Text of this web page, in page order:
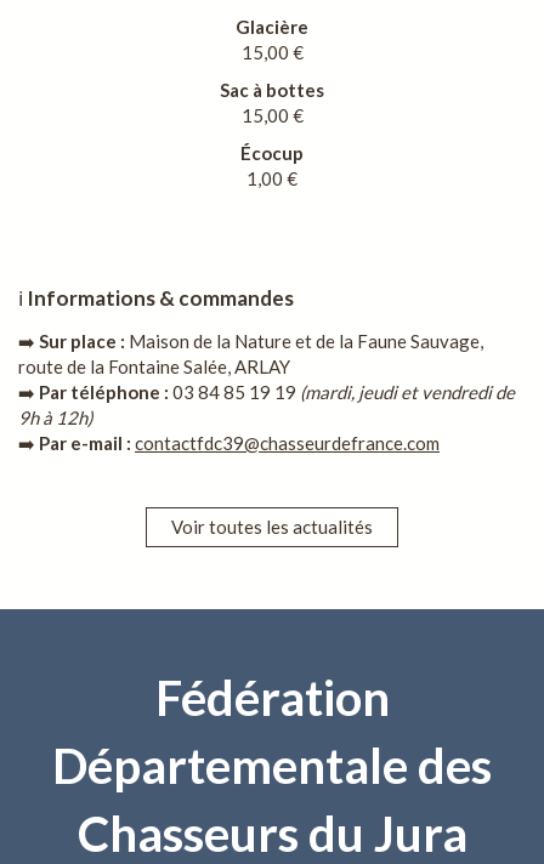
Glacière
15,00 €
Sac à bottes
15,00 €
Écocup
1,00 €
ℹ️ Informations & commandes
➡️ Sur place : Maison de la Nature et de la Faune Sauvage,
route de la Fontaine Salée, ARLAY
➡️ Par téléphone : 03 84 85 19 19 (mardi, jeudi et vendredi de
9h à 12h)
➡️ Par e-mail : contactfdc39@chasseurdefrance.com
Voir toutes les actualités
Fédération
Départementale des
Chasseurs du Jura